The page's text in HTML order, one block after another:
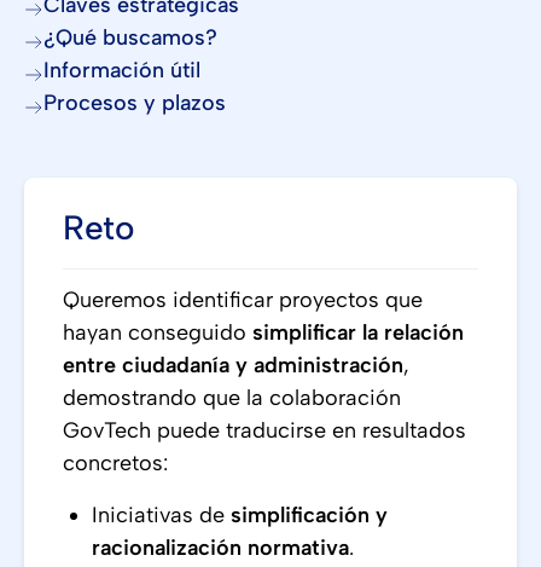
¿Qué buscamos?
Información útil
Procesos y plazos
Reto
Queremos identificar proyectos que
hayan conseguido simplificar la relación
entre ciudadanía y administración,
demostrando que la colaboración
GovTech puede traducirse en resultados
concretos:
Iniciativas de simplificación y
racionalización normativa.